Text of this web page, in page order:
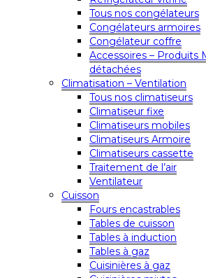
Tous nos congélateurs
Congélateurs armoires
Congélateur coffre
Accessoires – Produits
détachées
Climatisation – Ventilation
Tous nos climatiseurs
Climatiseur fixe
Climatiseurs mobiles
Climatiseurs Armoire
Climatiseurs cassette
Traitement de l’air
Ventilateur
Cuisson
Fours encastrables
Tables de cuisson
Tables à induction
Tables à gaz
Cuisinières à gaz